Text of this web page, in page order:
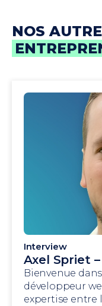
NOS
Interview
Axel Spriet
Bienvenue dans
développeur
expertise entre